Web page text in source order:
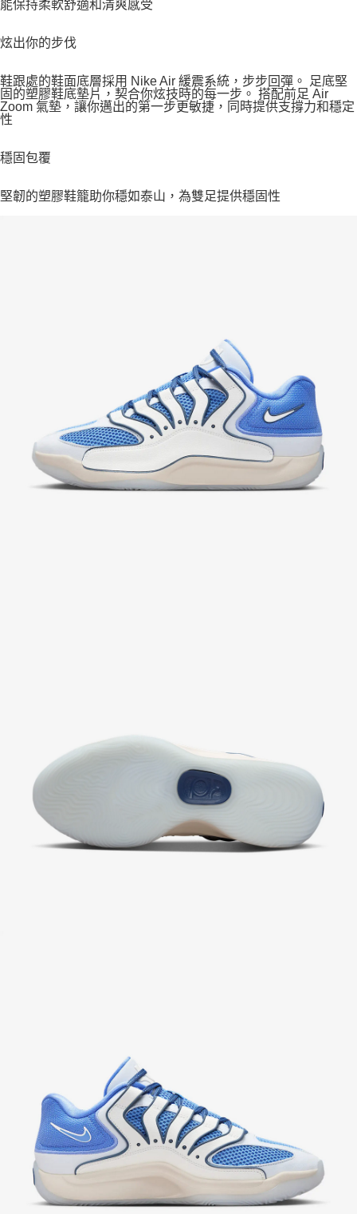
能保持柔軟舒適和清爽感受
炫出你的步伐
鞋跟處的鞋面底層採用 Nike Air 緩震系統，步步回彈。 足底堅
固的塑膠鞋底墊片，契合你炫技時的每一步。 搭配前足 Air
Zoom 氣墊，讓你邁出的第一步更敏捷，同時提供支撐力和穩定
性
穩固包覆
堅韌的塑膠鞋籠助你穩如泰山，為雙足提供穩固性